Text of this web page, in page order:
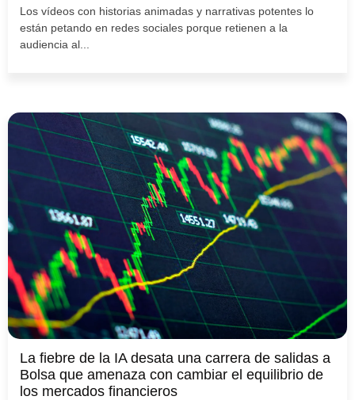
Los vídeos con historias animadas y narrativas potentes lo
están petando en redes sociales porque retienen a la
audiencia al...
La fiebre de la IA desata una carrera de salidas a
Bolsa que amenaza con cambiar el equilibrio de
los mercados financieros